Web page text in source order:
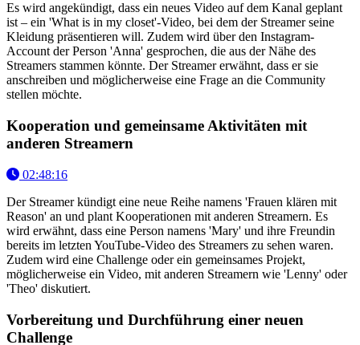
Es wird angekündigt, dass ein neues Video auf dem Kanal geplant
ist – ein 'What is in my closet'-Video, bei dem der Streamer seine
Kleidung präsentieren will. Zudem wird über den Instagram-
Account der Person 'Anna' gesprochen, die aus der Nähe des
Streamers stammen könnte. Der Streamer erwähnt, dass er sie
anschreiben und möglicherweise eine Frage an die Community
stellen möchte.
Kooperation und gemeinsame Aktivitäten mit
anderen Streamern
02:48:16
Der Streamer kündigt eine neue Reihe namens 'Frauen klären mit
Reason' an und plant Kooperationen mit anderen Streamern. Es
wird erwähnt, dass eine Person namens 'Mary' und ihre Freundin
bereits im letzten YouTube-Video des Streamers zu sehen waren.
Zudem wird eine Challenge oder ein gemeinsames Projekt,
möglicherweise ein Video, mit anderen Streamern wie 'Lenny' oder
'Theo' diskutiert.
Vorbereitung und Durchführung einer neuen
Challenge